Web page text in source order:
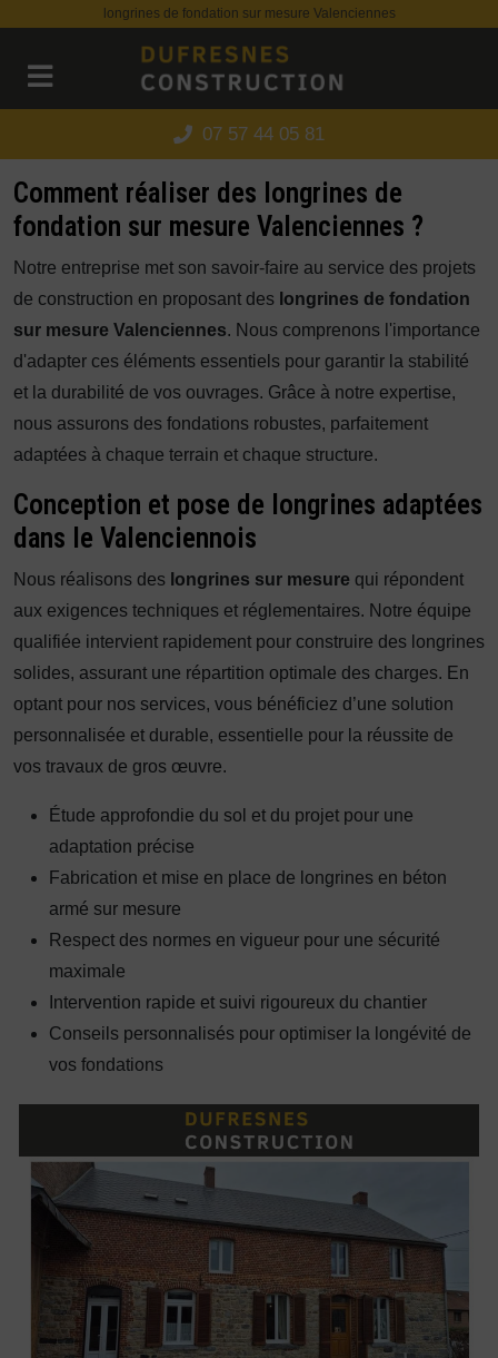
longrines de fondation sur mesure Valenciennes
07 57 44 05 81
Comment réaliser des longrines de
fondation sur mesure Valenciennes ?
Notre entreprise met son savoir-faire au service des projets
de construction en proposant des longrines de fondation
sur mesure Valenciennes. Nous comprenons l'importance
d'adapter ces éléments essentiels pour garantir la stabilité
et la durabilité de vos ouvrages. Grâce à notre expertise,
nous assurons des fondations robustes, parfaitement
adaptées à chaque terrain et chaque structure.
Conception et pose de longrines adaptées
dans le Valenciennois
Nous réalisons des longrines sur mesure qui répondent
aux exigences techniques et réglementaires. Notre équipe
qualifiée intervient rapidement pour construire des longrines
solides, assurant une répartition optimale des charges. En
optant pour nos services, vous bénéficiez d’une solution
personnalisée et durable, essentielle pour la réussite de
vos travaux de gros œuvre.
Étude approfondie du sol et du projet pour une
adaptation précise
Fabrication et mise en place de longrines en béton
armé sur mesure
Respect des normes en vigueur pour une sécurité
maximale
Intervention rapide et suivi rigoureux du chantier
Conseils personnalisés pour optimiser la longévité de
vos fondations
Panneau de gestion des cookies